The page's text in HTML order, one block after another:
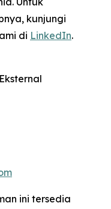
kunjungi
di LinkedIn.
ini tersedia